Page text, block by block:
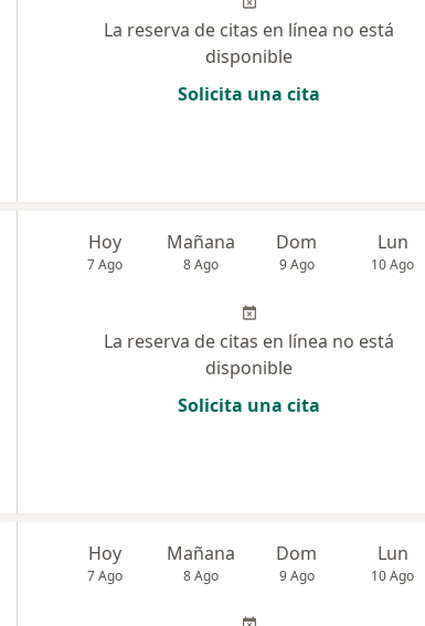
La reserva de citas en línea no está
disponible
Solicita una cita
Hoy
7 Ago
Mañana
8 Ago
Dom
9 Ago
Lun
10 Ago
La reserva de citas en línea no está
disponible
Solicita una cita
Hoy
7 Ago
Mañana
8 Ago
Dom
9 Ago
Lun
10 Ago